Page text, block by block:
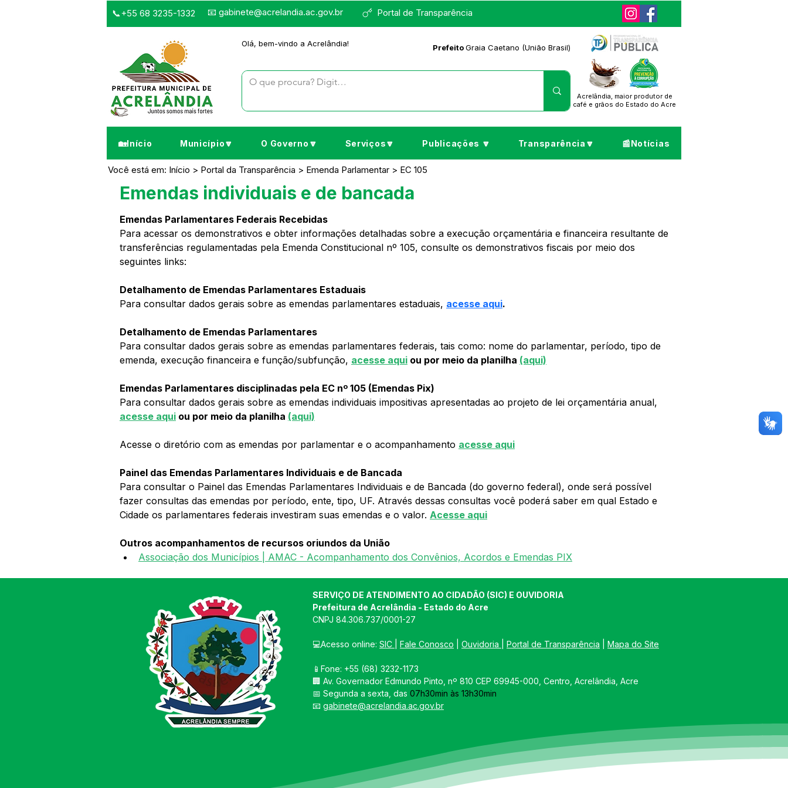
Portal de Transparência
📞+55 68 3235-1332 📧 gabinete@acrelandia.ac.gov.br
Olá, bem-vindo a Acrelândia! PrefeitoGraia Caetano (União Brasil)
Acrelândia, maior produtor de
café e grãos do Estado do Acre
🏡Início Município🔽 O Governo🔽 Serviços🔽 Publicações 🔽 Transparência🔽 📰Notícias
Você está em: Início > Portal da Transparência > Emenda Parlamentar > EC 105
Emendas individuais e de bancada
Emendas Parlamentares Federais Recebidas
Para acessar os demonstrativos e obter informações detalhadas sobre a execução orçamentária e financeira resultante de
transferências regulamentadas pela Emenda Constitucional nº 105, consulte os demonstrativos fiscais por meio dos
seguintes links:
Detalhamento de Emendas Parlamentares Estaduais
Para consultar dados gerais sobre as emendas parlamentares estaduais, acesse aqui.
Detalhamento de Emendas Parlamentares
Para consultar dados gerais sobre as emendas parlamentares federais, tais como: nome do parlamentar, período, tipo de
emenda, execução financeira e função/subfunção, acesse aqui ou por meio da planilha (aqui)
Emendas Parlamentares disciplinadas pela EC nº 105 (Emendas Pix)
Para consultar dados gerais sobre as emendas individuais impositivas apresentadas ao projeto de lei orçamentária anual,
acesse aqui ou por meio da planilha (aqui)
Acesse o diretório com as emendas por parlamentar e o acompanhamento acesse aqui
Painel das Emendas Parlamentares Individuais e de Bancada
Para consultar o Painel das Emendas Parlamentares Individuais e de Bancada (do governo federal), onde será possível
fazer consultas das emendas por período, ente, tipo, UF. Através dessas consultas você poderá saber em qual Estado e
Cidade os parlamentares federais investiram suas emendas e o valor. Acesse aqui
Outros acompanhamentos de recursos oriundos da União
Associação dos Municípios | AMAC - Acompanhamento dos Convênios, Acordos e Emendas PIX
SERVIÇO DE ATENDIMENTO AO CIDADÃO (SIC) E OUVIDORIA
Prefeitura de Acrelândia - Estado do Acre
CNPJ 84.306.737/0001-27
💻Acesso online: SIC Fale Conosco Ouvidoria Portal de Transparência Mapa do Site
📱Fone: +55 (68) 3232-1173
🏢 Av. Governador Edmundo Pinto, nº 810 CEP 69945-000, Centro, Acrelândia, Acre
📅 Segunda a sexta, das 07h30min às 13h30min
📧 gabinete@acrelandia.ac.gov.br